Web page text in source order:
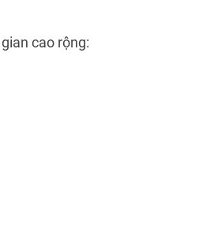
cao rộng: